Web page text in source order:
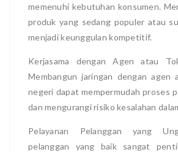
memenuhi kebutuhan konsumen.
produk yang sedang populer atau
menjadi keunggulan kompetitif.
Kerjasama dengan Agen atau
Membangun jaringan dengan
negeri dapat mempermudah proses
dan mengurangi risiko kesalahan
Pelayanan Pelanggan yang
pelanggan yang baik sangat